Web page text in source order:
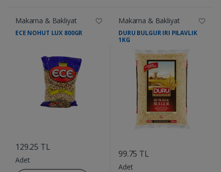
Makarna & Bakliyat
ECE NOHUT LUX 800GR
129.25 TL
Adet
Makarna & Bakliyat
DURU BULGUR IRI PILAVLIK
1KG
99.75 TL
Adet